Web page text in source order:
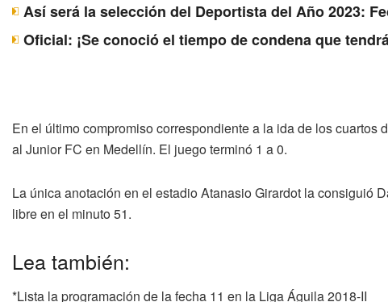
Así será la selección del Deportista del Año 2023:
Oficial: ¡Se conoció el tiempo de condena que
En el último compromiso correspondiente a la ida de los cuartos
al Junior FC en Medellín. El juego terminó 1 a 0.
La única anotación en el estadio Atanasio Girardot la consiguió
libre en el minuto 51.
Lea también:
*Lista la programación de la fecha 11 en la Liga Águila 2018-II